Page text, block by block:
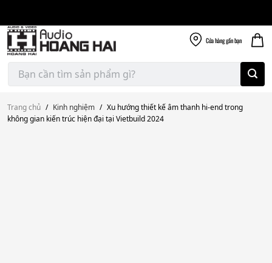
content
Cửa hànggần bạn
Tìm
kiếm:
Trang chủ / Kinh nghiệm / Xu hướng thiết kế âm thanh hi-end trong
không gian kiến trúc hiện đại tại Vietbuild 2024